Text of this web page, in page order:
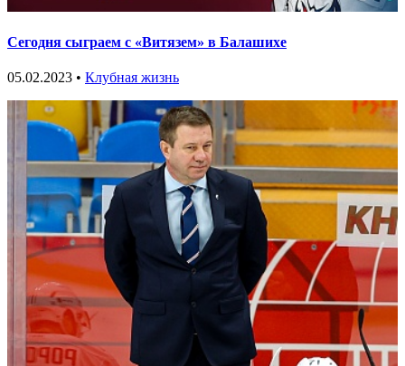
Сегодня сыграем с «Витязем» в Балашихе
05.02.2023 • Клубная жизнь